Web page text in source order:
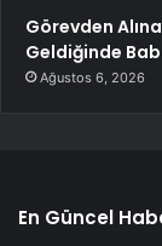
Görevden
Geldiğinde
Ağustos 6, 2026
En Güncel